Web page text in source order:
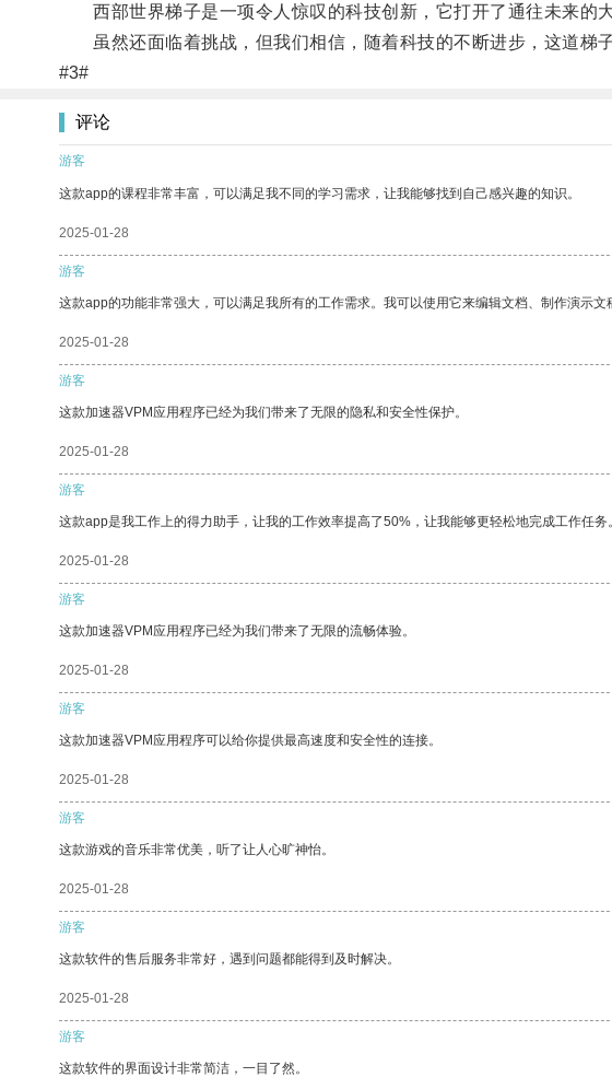
西部世界梯子是一项令人惊叹的科技创新，它打开了通往未来的大
虽然还面临着挑战，但我们相信，随着科技的不断进步，这道梯子
#3#
评论
游客
这款app的课程非常丰富，可以满足我不同的学习需求，让我能够找到自己感兴趣的知识。
2025-01-28
游客
这款app的功能非常强大，可以满足我所有的工作需求。我可以使用它来编辑文档、制作演示文
2025-01-28
游客
这款加速器VPM应用程序已经为我们带来了无限的隐私和安全性保护。
2025-01-28
游客
这款app是我工作上的得力助手，让我的工作效率提高了50%，让我能够更轻松地完成工作任务。
2025-01-28
游客
这款加速器VPM应用程序已经为我们带来了无限的流畅体验。
2025-01-28
游客
这款加速器VPM应用程序可以给你提供最高速度和安全性的连接。
2025-01-28
游客
这款游戏的音乐非常优美，听了让人心旷神怡。
2025-01-28
游客
这款软件的售后服务非常好，遇到问题都能得到及时解决。
2025-01-28
游客
这款软件的界面设计非常简洁，一目了然。